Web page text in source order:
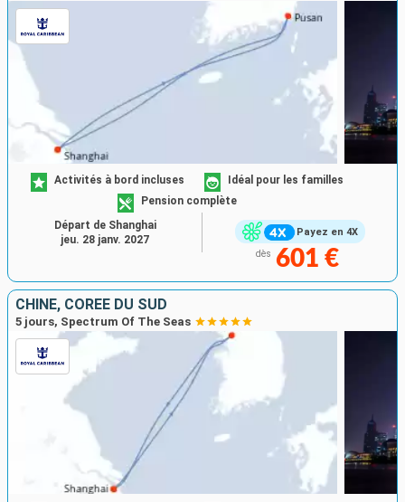
Payez en 4X
Activités à bord incluses
Idéal pour les familles
Pension complète
dès 601 €
Départ de Shanghai
jeu. 28 janv. 2027
CHINE, CORÉE DU SUD
5 jours, Spectrum Of The Seas